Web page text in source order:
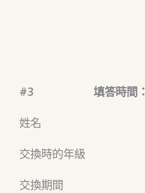
#3 填答時間：
姓名
交換時的年級
交換期間